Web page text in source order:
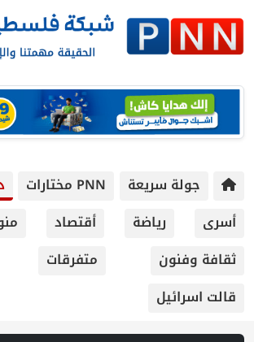
PNN مختارات دولي
محليات
أقتصاد منوعات
أفكار
متفرقات
تقارير مصورة